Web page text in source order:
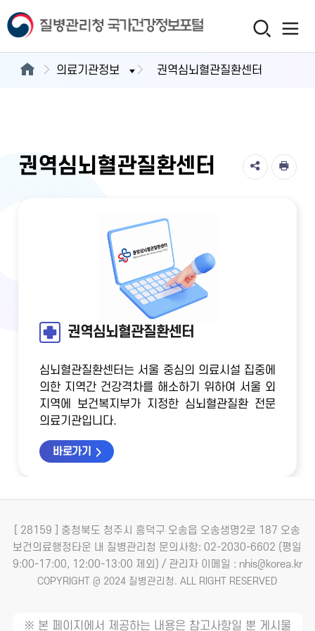
의료기관정보 권역심뇌혈관질환센터
권역심뇌혈관질환센터
권역심뇌혈관질환센터
심뇌혈관질환센터는 서울 중심의 의료시설 집중에
의한 지역간 건강격차를 해소하기 위하여 서울 외
지역에 보건복지부가 지정한 심뇌혈관질환 전문
의료기관입니다.
바로가기
[ 28159 ] 충청북도 청주시 흥덕구 오송읍 오송생명2로 187 오송
보건의료행정타운 내 질병관리청 문의사항: 02-2030-6602 (평일
9:00-17:00, 12:00-13:00 제외) / 관리자 이메일 : nhis@korea.kr
COPYRIGHT @ 2024 질병관리청. ALL RIGHT RESERVED
※ 본 페이지에서 제공하는 내용은 참고사항일 뿐 게시물